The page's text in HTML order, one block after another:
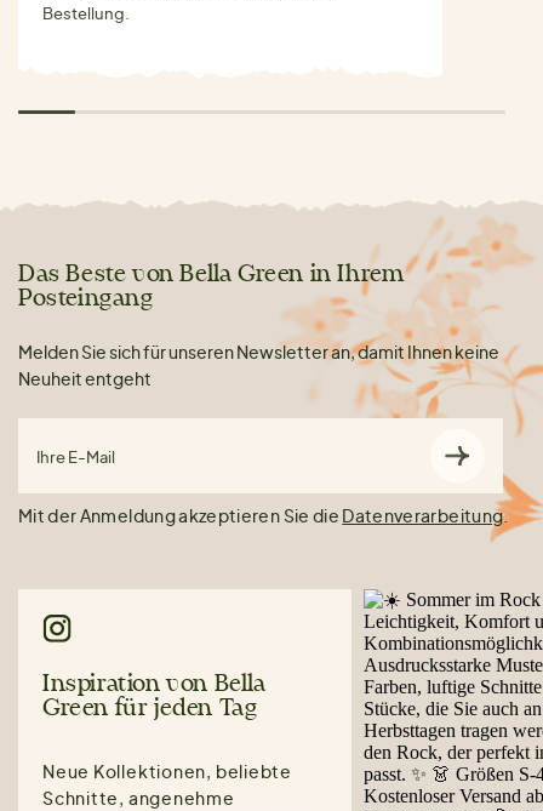
Bestellung.
Das Beste von Bella Green in Ihrem
Posteingang
Melden Sie sich für unseren Newsletter an, damit Ihnen keine
Neuheit entgeht
Ihre E-Mail
Mit der Anmeldung akzeptieren Sie die Datenverarbeitung.
Inspiration von Bella
Green für jeden Tag
Neue Kollektionen, beliebte
Schnitte, angenehme